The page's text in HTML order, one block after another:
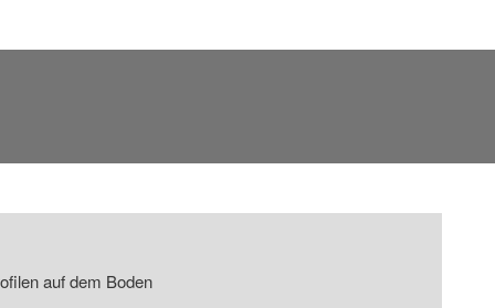
auf dem Boden